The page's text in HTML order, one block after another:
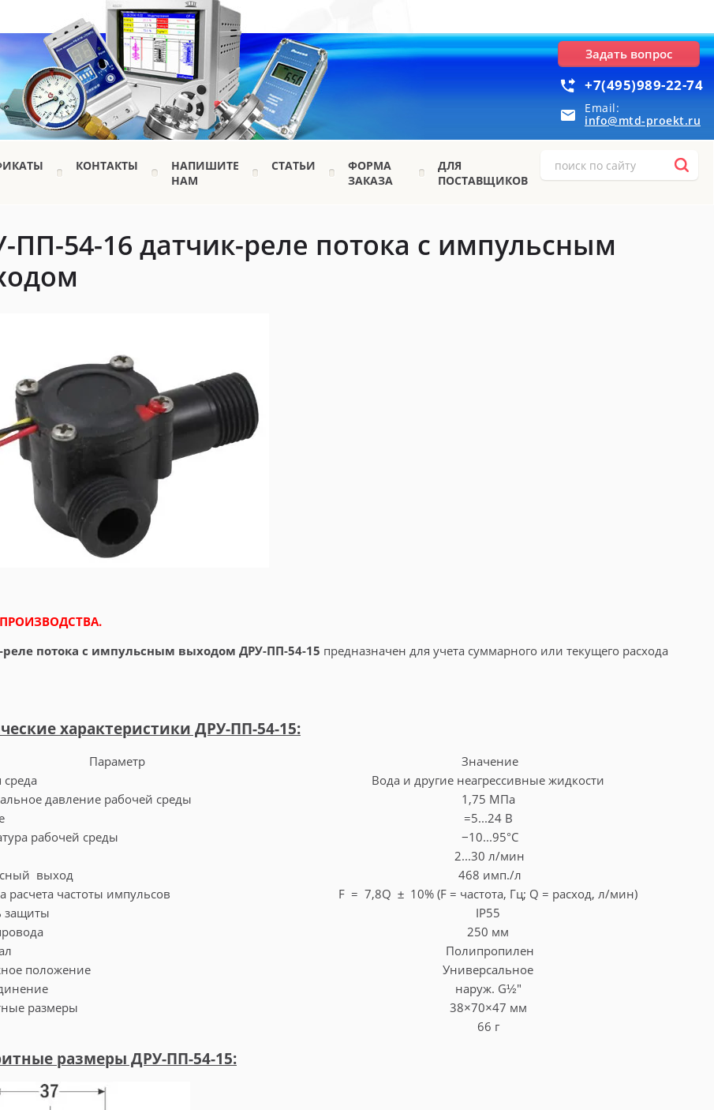
Задать вопрос
+7(495)989-22-74
Email:
info@mtd-proekt.ru
КОНТАКТЫ
НАПИШИТЕ
НАМ
СТАТЬИ
ФОРМА
ЗАКАЗА
ДЛЯ
ПОСТАВЩИКОВ
ПП-54-16 датчик-реле потока с импульсным
реле потока с импульсным выходом ДРУ-ПП-54-15 предназначен для учета суммарного или текущего расхода
характеристики ДРУ-ПП-54-15:
Параметр
Значение
среда
Вода и другие неагрессивные жидкости
давление рабочей среды
1,75 МПа
=5...24 В
рабочей среды
−10...95°C
2...30 л/мин
выход
468 имп./л
расчета частоты импульсов
F = 7,8Q ± 10% (F = частота, Гц; Q = расход, л/мин)
защиты
IP55
250 мм
Полипропилен
положение
Универсальное
наруж. G½"
размеры
38×70×47 мм
66 г
размеры ДРУ-ПП-54-15: